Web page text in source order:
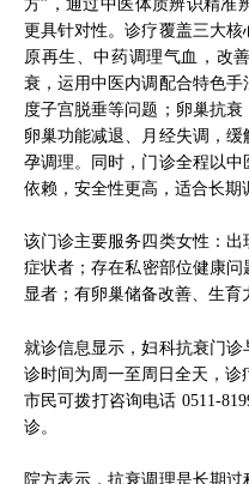
更具针对性。诊疗覆盖三大
原再生、中药调理气血，改
衰，运用中医内调配合特色
度子宫脱垂等问题；卵巢抗
卵巢功能减退、月经失调，
孕调理。同时，门诊全程以
依赖，安全性更高，适合长期
该门诊主要服务四类女性：
症状者；存在私密部位健康
显者；有卵巢储备改善、生育
就诊信息显示，妇科抗衰门
诊时间为周一至周日全天，诊
市民可拨打咨询电话 0511-
诊。
院方表示，抗衰调理是长期